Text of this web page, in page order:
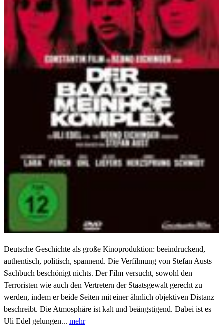
Deutsche Geschichte als große Kinoproduktion: beeindruckend,
authentisch, politisch, spannend. Die Verfilmung von Stefan Austs
Sachbuch beschönigt nichts. Der Film versucht, sowohl den
Terroristen wie auch den Vertretern der Staatsgewalt gerecht zu
werden, indem er beide Seiten mit einer ähnlich objektiven Distanz
beschreibt. Die Atmosphäre ist kalt und beängstigend. Dabei ist es
Uli Edel gelungen... mehr